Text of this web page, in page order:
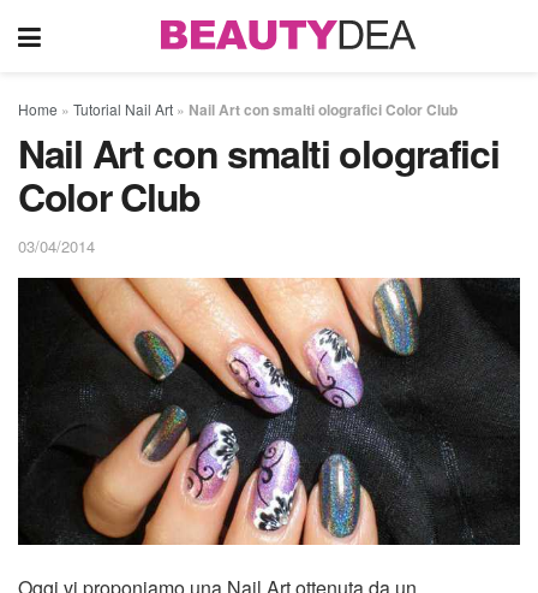
Home » Tutorial Nail Art » Nail Art con smalti olografici Color Club
Nail Art con smalti olografici
Color Club
03/04/2014
Oggi vi proponiamo una Nail Art ottenuta da un